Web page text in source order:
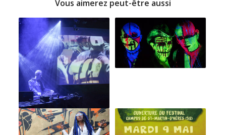
Vous aimerez peut-être aussi